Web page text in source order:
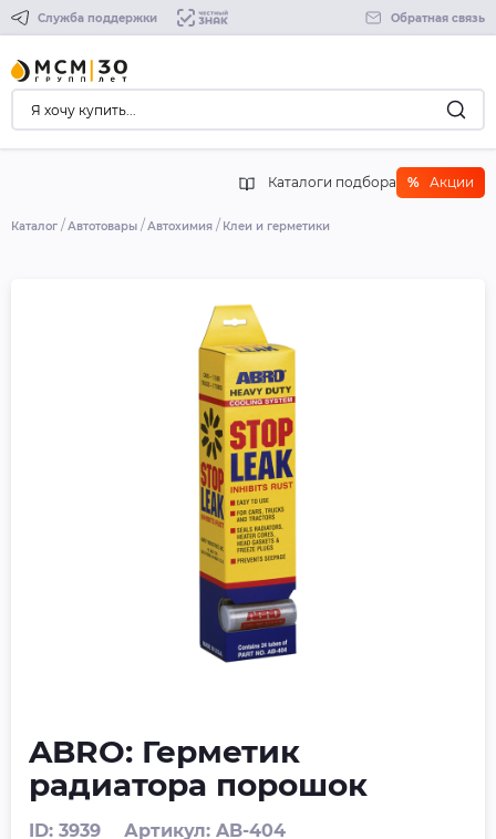
Служба поддержки Обратная связь
Каталоги подбора % Акции
Каталог Автотовары Автохимия Клеи и герметики
ABRO: Герметик
радиатора порошок
ID: 3939 Артикул: AB-404